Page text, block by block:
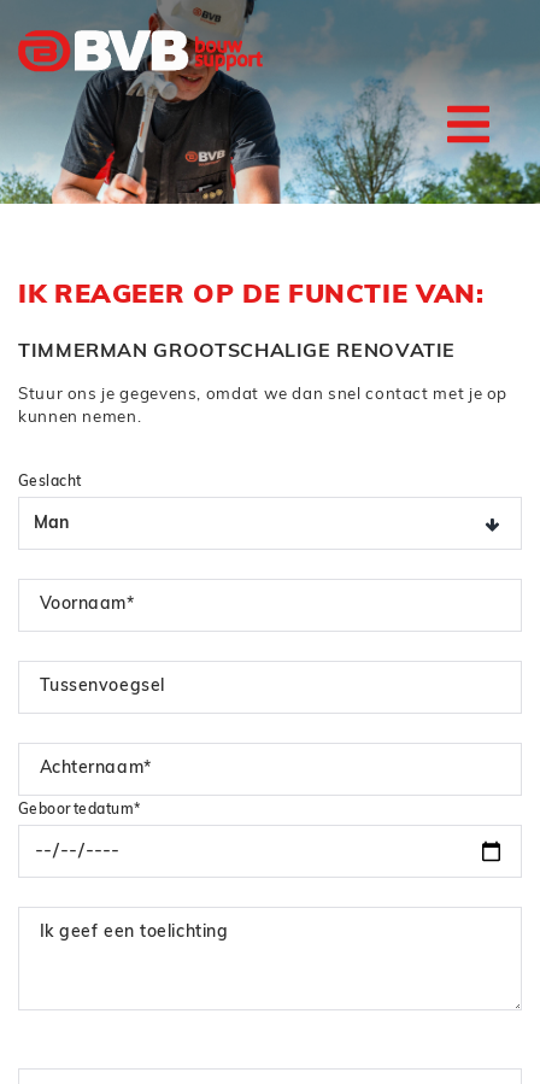
IK REAGEER OP DE FUNCTIE VAN:
TIMMERMAN GROOTSCHALIGE RENOVATIE
Stuur ons je gegevens, omdat we dan snel contact met je op
kunnen nemen.
Geslacht
Voornaam*
Tussenvoegsel
Achternaam*
Geboortedatum*
Ik geef een toelichting